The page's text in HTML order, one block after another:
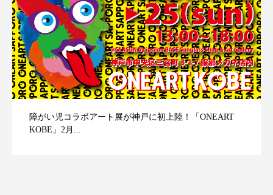
障がい児コラボアート展が神戸に初上陸！「ONEART
KOBE」2月...